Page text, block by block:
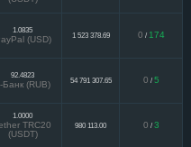
1.0835
(USD) 1 523 378.69 0 / 174
92.4823
Банк (RUB) 54 791 307.65 0 / 5
1.0000
TRC20
(USDT)
980 113.00 0 / 3